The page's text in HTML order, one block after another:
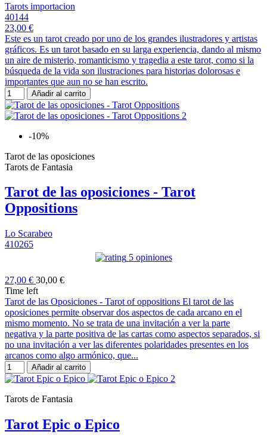
Tarots importacion
40144
23,00 €
Este es un tarot creado por uno de los grandes ilustradores y artistas
gráficos. Es un tarot basado en su larga experiencia, dando al mismo
un aire de misterio, romanticismo y tragedia a este tarot, como si la
búsqueda de la vida son ilustraciones para historias dolorosas e
importantes que aun no se han escrito.
Añadir al carrito
-10%
Tarot de las oposiciones
Tarots de Fantasia
Tarot de las oposiciones - Tarot
Oppositions
Lo Scarabeo
410265
5 opiniones
27,00 € 30,00 €
Time left
Tarot de las Oposiciones - Tarot of oppositions El tarot de las
oposiciones permite observar dos aspectos de cada arcano en el
mismo momento. No se trata de una invitación a ver la parte
negativa y la parte positiva de las cartas como aspectos separados, si
no una invitación a ver las diferentes polaridades presentes en los
arcanos como algo armónico, que...
Añadir al carrito
Tarots de Fantasia
Tarot Epic o Epico